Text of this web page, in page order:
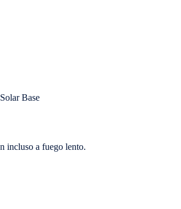
Base
incluso a fuego lento.